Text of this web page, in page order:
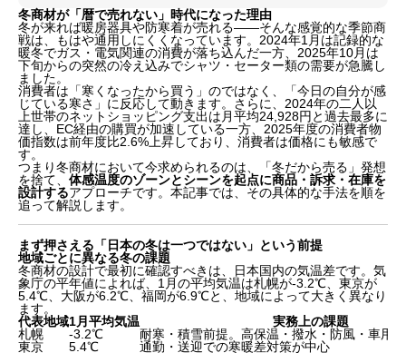
冬商材が「暦で売れない」時代になった理由
冬が来れば暖房器具や防寒着が売れる——そんな感覚的な季節商
戦は、もはや通用しにくくなっています。2024年1月は記録的な
暖冬でガス・電気関連の消費が落ち込んだ一方、2025年10月は
下旬からの突然の冷え込みでシャツ・セーター類の需要が急騰し
ました。
消費者は「寒くなったから買う」のではなく、「今日の自分が感
じている寒さ」に反応して動きます。さらに、2024年の二人以
上世帯のネットショッピング支出は月平均24,928円と過去最多に
達し、EC経由の購買が加速している一方、2025年度の消費者物
価指数は前年度比2.6%上昇しており、消費者は価格にも敏感で
す。
つまり冬商材において今求められるのは、「冬だから売る」発想
を捨て、 体感温度のゾーンとシーンを起点に商品・訴求・在庫を
設計するアプローチです。本記事では、その具体的な手法を順を
追って解説します。
まず押さえる「日本の冬は一つではない」という前提
地域ごとに異なる冬の課題
冬商材の設計で最初に確認すべきは、日本国内の気温差です。気
象庁の平年値によれば、1月の平均気温は札幌が-3.2℃、東京が
5.4℃、大阪が6.2℃、福岡が6.9℃と、地域によって大きく異なり
ます。
代表地域1月平均気温
実務上の課題
札幌
-3.2℃
耐寒・積雪前提。高保温・撥水・防風・車用
東京
5.4℃
通勤・送迎での寒暖差対策が中心